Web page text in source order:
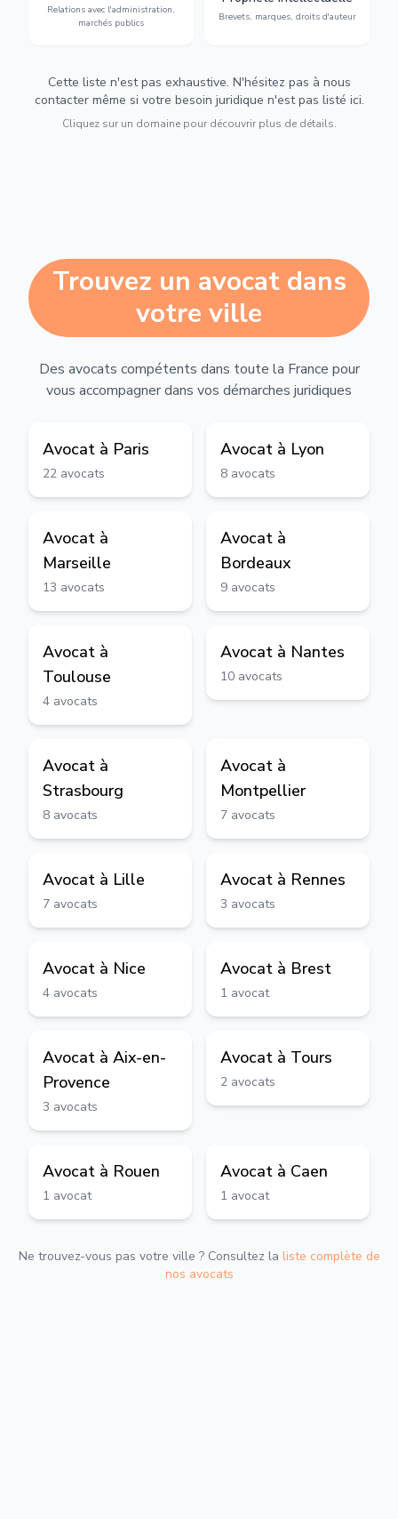
Relations avec l'administration,
marchés publics
urbanisme et contentieux.
Brevets, marques, droits d'auteur
contrefaçon.
Cette liste n'est pas exhaustive. N'hésitez pas à nous
contacter même si votre besoin juridique n'est pas listé ici.
Cliquez sur un domaine pour découvrir plus de détails.
Trouvez un avocat dans
votre ville
Des avocats compétents dans toute la France pour
vous accompagner dans vos démarches juridiques
Avocat à Paris
22 avocats
Avocat à Lyon
8 avocats
Avocat à
Marseille
13 avocats
Avocat à
Bordeaux
9 avocats
Avocat à
Toulouse
4 avocats
Avocat à Nantes
10 avocats
Avocat à
Strasbourg
8 avocats
Avocat à
Montpellier
7 avocats
Avocat à Lille
7 avocats
Avocat à Rennes
3 avocats
Avocat à Nice
4 avocats
Avocat à Brest
1 avocat
Avocat à Aix-en-
Provence
3 avocats
Avocat à Tours
2 avocats
Avocat à Rouen
1 avocat
Avocat à Caen
1 avocat
Ne trouvez-vous pas votre ville ? Consultez la liste complète de
nos avocats